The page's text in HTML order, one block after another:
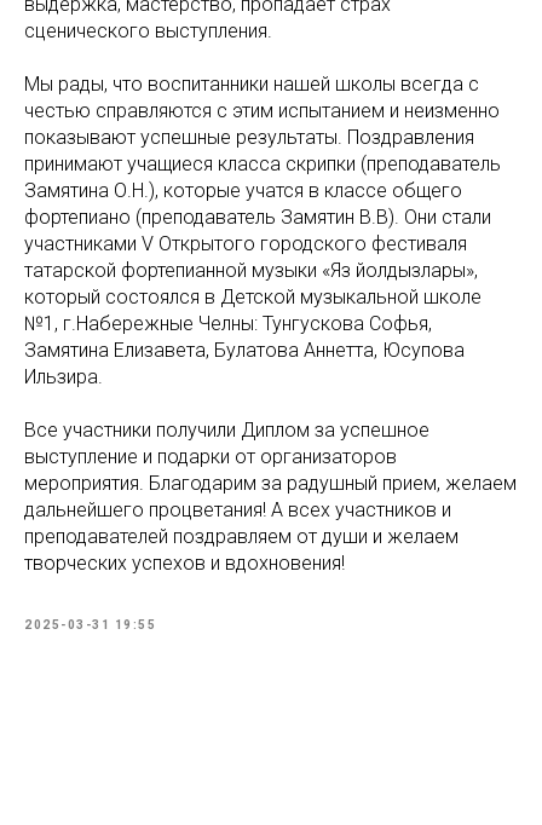
выдержка, мастерство, пропадает страх
сценического выступления.
Мы рады, что воспитанники нашей школы всегда с
честью справляются с этим испытанием и неизменно
показывают успешные результаты. Поздравления
принимают учащиеся класса скрипки (преподаватель
Замятина О.Н.), которые учатся в классе общего
фортепиано (преподаватель Замятин В.В). Они стали
участниками V Открытого городского фестиваля
татарской фортепианной музыки «Яз йолдызлары»,
который состоялся в Детской музыкальной школе
№1, г.Набережные Челны: Тунгускова Софья,
Замятина Елизавета, Булатова Аннетта, Юсупова
Ильзира.
Все участники получили Диплом за успешное
выступление и подарки от организаторов
мероприятия. Благодарим за радушный прием, желаем
дальнейшего процветания! А всех участников и
преподавателей поздравляем от души и желаем
творческих успехов и вдохновения!
2025-03-31 19:55